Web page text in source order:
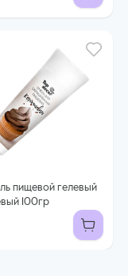
пищевой гелевый
100гр